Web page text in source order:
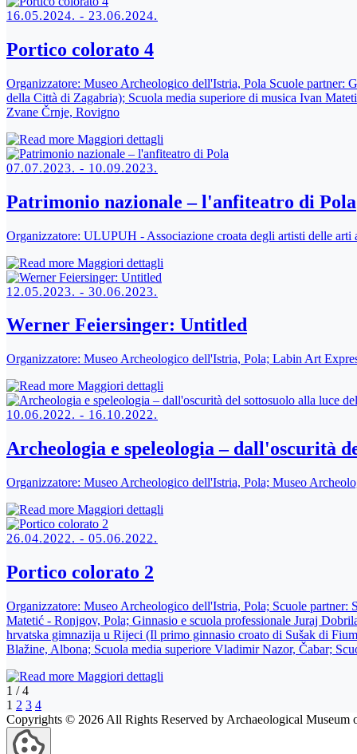
16.05.2024. - 23.06.2024.
Portico colorato 4
Organizzatore: Museo Archeologico dell'Istria, Pola Scuole partner:
della Città di Zagabria); Scuola media superiore di musica Ivan
Zvane Črnje, Rovigno
Maggiori dettagli
07.07.2023. - 10.09.2023.
Patrimonio nazionale – l'anfiteatro di Pola
Organizzatore: ULUPUH - Associazione croata degli artisti delle
Maggiori dettagli
12.05.2023. - 30.06.2023.
Werner Feiersinger: Untitled
Organizzatore: Museo Archeologico dell'Istria, Pola; Labin Art
Maggiori dettagli
10.06.2022. - 16.10.2022.
Archeologia e speleologia – dall'oscurità
Organizzatore: Museo Archeologico dell'Istria, Pola; Museo
Maggiori dettagli
26.04.2022. - 05.06.2022.
Portico colorato 2
Organizzatore: Museo Archeologico dell'Istria, Pola; Scuole partner:
Matetić - Ronjgov, Pola; Ginnasio e scuola professionale Juraj
hrvatska gimnazija u Rijeci (Il primo ginnasio croato di Sušak di
Blažine, Albona; Scuola media superiore Vladimir Nazor, Čabar;
Maggiori dettagli
1 / 4
1 2 3 4
Copyrights © 2026 All Rights Reserved by Archaeological Museum